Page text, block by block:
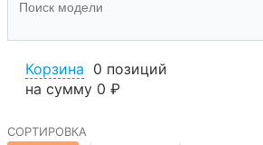
Корзина 0 позиций
на сумму 0 ₽
сортировка